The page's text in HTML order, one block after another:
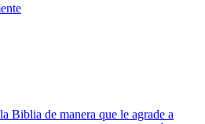
Biblia de manera que le agrade a